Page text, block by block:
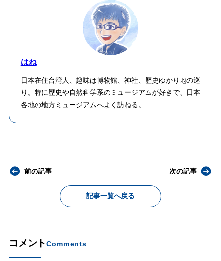
はね
日本在住台湾人、趣味は博物館、神社、歴史ゆかり地の巡
り。特に歴史や自然科学系のミュージアムが好きで、日本
各地の地方ミュージアムへよく訪ねる。
前の記事
記事一覧へ戻る
次の記事
コメントComments